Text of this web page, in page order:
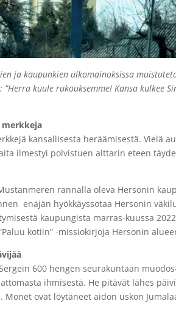
ja kaupunkien ulkomainoksissa
”Herra kuule rukouksemme! Kansa kulkee
merkkeja
kansallisesta heräämisestä. Vielä
ilmestyi polvistuen alttarin eteen
rannalla oleva Hersonin
enäjän hyökkäyssotaa Hersonin
kaupungista marras-kuussa
kotiin” -missiokirjoja Hersonin
600 hengen seurakuntaan
ihmisestä. He pitävät lähes
Monet ovat löytäneet aidon uskon